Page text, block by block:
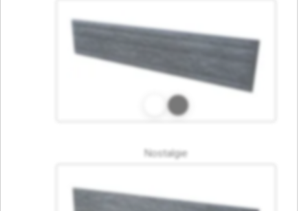
Nostalgie